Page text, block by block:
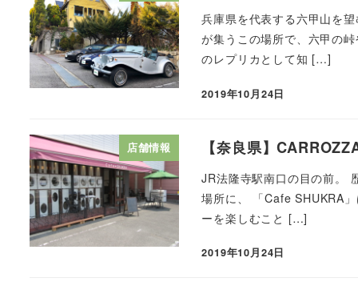
兵庫県を代表する六甲山を
が集うこの場所で、六甲の
のレプリカとして知 […]
2019年10月24日
店舗情報 【奈良県】
JR法隆寺駅南口の目の前。
場所に、 「Cafe SHUKRA
ーを楽しむこと […]
2019年10月24日